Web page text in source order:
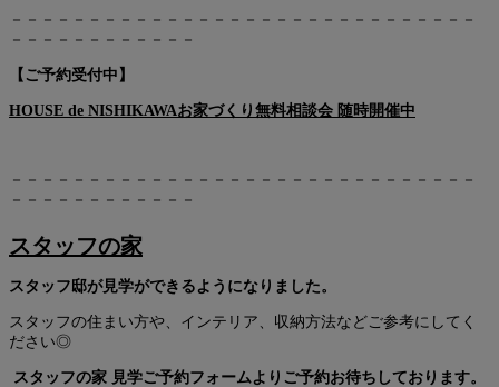
－－－－－－－－－－－－－－－－－－－－－－－－－－－－－－
－－－－－－－－－－－－
【ご予約受付中】
HOUSE de NISHIKAWAお家づくり無料相談会 随時開催中
－－－－－－－－－－－－－－－－－－－－－－－－－－－－－－
－－－－－－－－－－－－
スタッフの家
スタッフ邸が見学ができるようになりました。
スタッフの住まい方や、インテリア、収納方法などご参考にしてく
ださい◎
スタッフの家 見学ご予約フォームよりご予約お待ちしております。